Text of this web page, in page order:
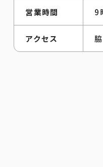
営業時間 9
アクセス